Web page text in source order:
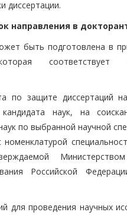
диссертации.
направления в
быть подготовлена в
соответствует
по защите диссертаций
наук, на
по выбранной научной
Российской
для проведения научных